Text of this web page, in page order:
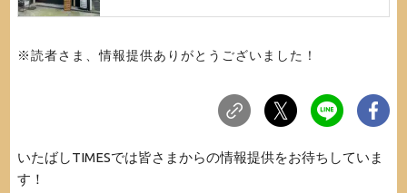
※読者さま、情報提供ありがとうございました！
いたばしTIMESでは皆さまからの情報提供をお待ちしていま
す！